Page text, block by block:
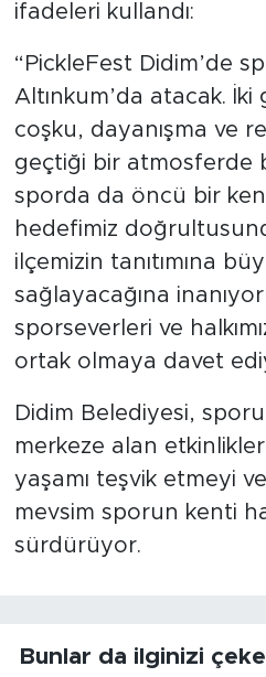
ifadeleri kullandı:
“PickleFest Didim’de
Altınkum’da atacak.
coşku, dayanışma ve
geçtiği bir atmosferde
sporda da öncü bir
hedefimiz
ilçemizin tanıtımına
sağlayacağına
sporseverleri ve
ortak olmaya davet
Didim Belediyesi,
merkeze alan
yaşamı teşvik etmeyi
mevsim sporun kenti
sürdürüyor.
Bunlar da ilginizi